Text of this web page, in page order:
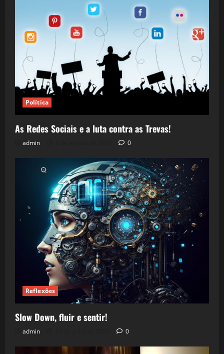
Política
As Redes Sociais e a luta contra as Trevas!
admin 0
Reflexões
Slow Down, fluir e sentir!
admin 0